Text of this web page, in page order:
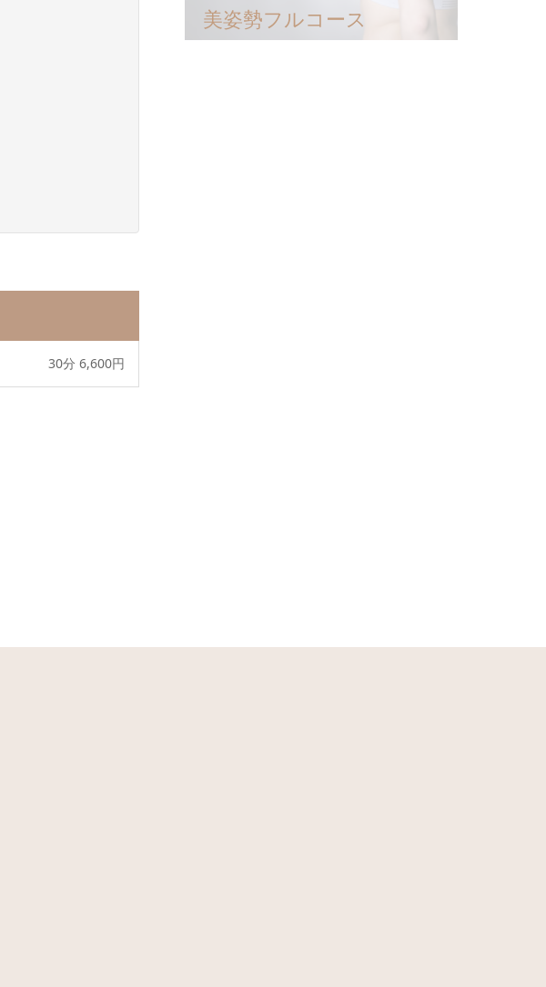
30分 6,600円
美姿勢フルコース